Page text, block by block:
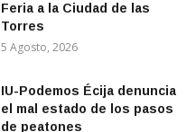
Feria a la Ciudad de las
Torres
5 Agosto, 2026
IU-Podemos Écija denuncia
el mal estado de los pasos
de peatones